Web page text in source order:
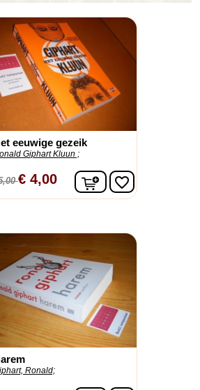
eeuwige gezeik
Giphart Kluun ;
€ 4,00 In winkelwagen
favorite_border
Ronald;